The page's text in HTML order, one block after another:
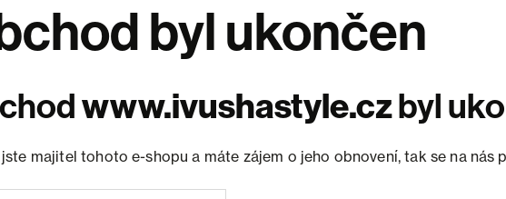
byl ukončen
www.ivushastyle.czbyl
majitel tohoto e-shopu a máte zájem o jeho obnovení, tak se na nás